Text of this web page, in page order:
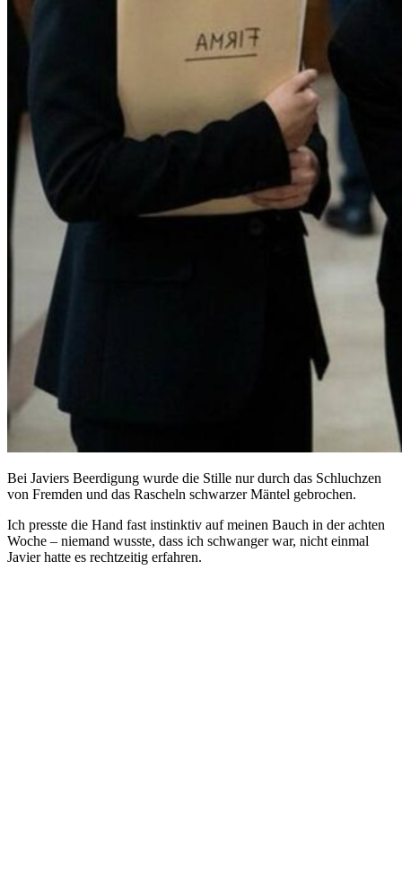
Bei Javiers Beerdigung wurde die Stille nur durch das Schluchzen
von Fremden und das Rascheln schwarzer Mäntel gebrochen.
Ich presste die Hand fast instinktiv auf meinen Bauch in der achten
Woche – niemand wusste, dass ich schwanger war, nicht einmal
Javier hatte es rechtzeitig erfahren.